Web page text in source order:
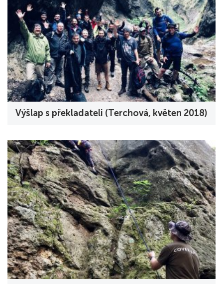
Výšlap s překladateli (Terchová, květen 2018)